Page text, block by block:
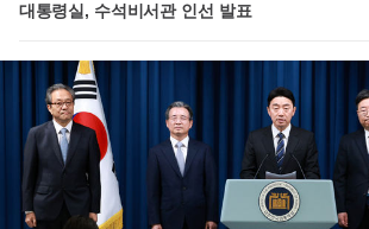
대통령실, 수석비서관 인선 발표